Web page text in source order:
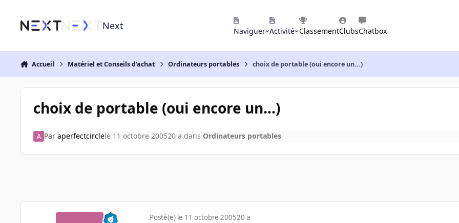
Next Naviguer Activité ClassementClubsChatbox
Accueil Matériel et Conseils d'achat Ordinateurs portables choix de portable (oui encore un...)
choix de portable (oui encore un...)
Par aperfectcirclele 11 octobre 200520 a dans Ordinateurs portables
Posté(e) le 11 octobre 200520 a